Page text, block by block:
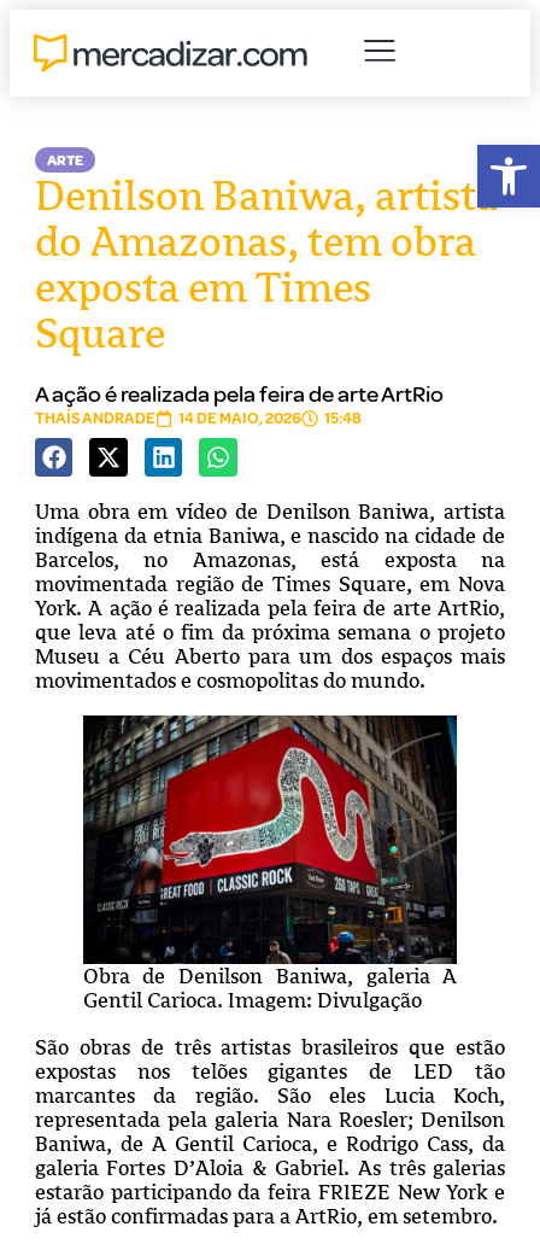
ARTE
Denilson Baniwa, artista
do Amazonas, tem obra
exposta em Times
Square
A ação é realizada pela feira de arte ArtRio
THAÍS ANDRADE 14 DE MAIO, 2026 15:48
Uma obra em vídeo de Denilson Baniwa, artista
indígena da etnia Baniwa, e nascido na cidade de
Barcelos, no Amazonas, está exposta na
movimentada região de Times Square, em Nova
York. A ação é realizada pela feira de arte ArtRio,
que leva até o fim da próxima semana o projeto
Museu a Céu Aberto para um dos espaços mais
movimentados e cosmopolitas do mundo.
Obra de Denilson Baniwa, galeria A
Gentil Carioca. Imagem: Divulgação
São obras de três artistas brasileiros que estão
expostas nos telões gigantes de LED tão
marcantes da região. São eles Lucia Koch,
representada pela galeria Nara Roesler; Denilson
Baniwa, de A Gentil Carioca, e Rodrigo Cass, da
galeria Fortes D’Aloia & Gabriel. As três galerias
estarão participando da feira FRIEZE New York e
já estão confirmadas para a ArtRio, em setembro.